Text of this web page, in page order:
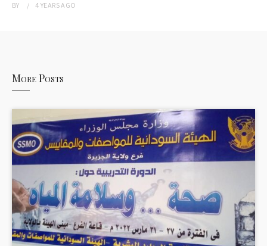
BY 4 YEARSAGO
More Posts